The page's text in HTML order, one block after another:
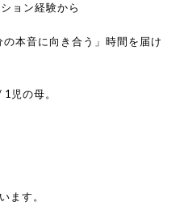
ョン経験から
本音に向き合う」時間を届け
児の母。
ます。